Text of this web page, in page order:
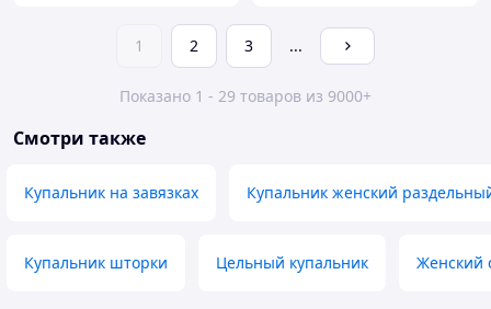
1 2 3 ...
Показано 1 - 29 товаров из 9000+
Смотри также
Купальник на завязках Купальник женский
Купальник шторки Цельный купальник Женский